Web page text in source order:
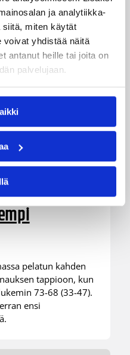
ja analytiikka-
siitä, miten käytät
voivat yhdistää näitä
antanut heille tai joita on
palvelujaan.
pelatun kahden
tappioon, kun
73-68 (33-47).
ensi